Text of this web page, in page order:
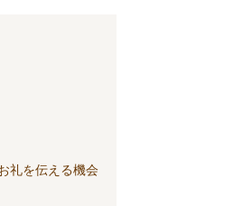
礼を伝える機会